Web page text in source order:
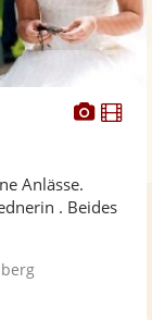
Anlässe.
. Beides